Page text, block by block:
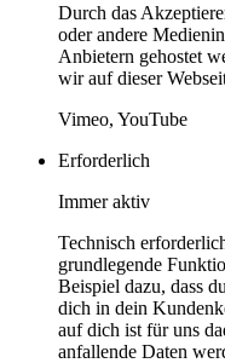
Durch das
oder andere
Anbietern gehostet
wir auf dieser
Vimeo, YouTube
Erforderlich
Immer aktiv
Technisch
grundlegende
Beispiel dazu, dass
dich in dein
auf dich ist für uns
anfallende Daten